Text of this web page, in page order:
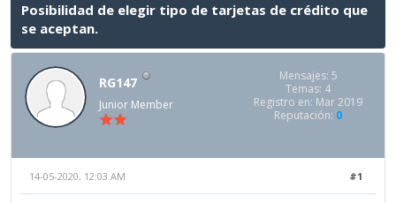
Posibilidad de elegir tipo de tarjetas de crédito que
se aceptan.
RG147
Junior Member
Mensajes: 5
Temas: 4
Registro en: Mar 2019
Reputación: 0
#1
14-05-2020, 12:03 AM